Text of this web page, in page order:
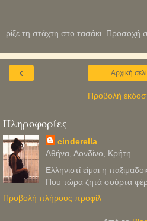
ρίξε τη στάχτη στο τασάκι. Προσοχή
‹ Αρχική
Προβολή
Πληροφορίες
cinderella
Αθήνα, Λονδίνο, Κρήτη
Ελληνιστί είμαι η
Που τώρα ζητά σούρτα
Προβολή πλήρους προφίλ